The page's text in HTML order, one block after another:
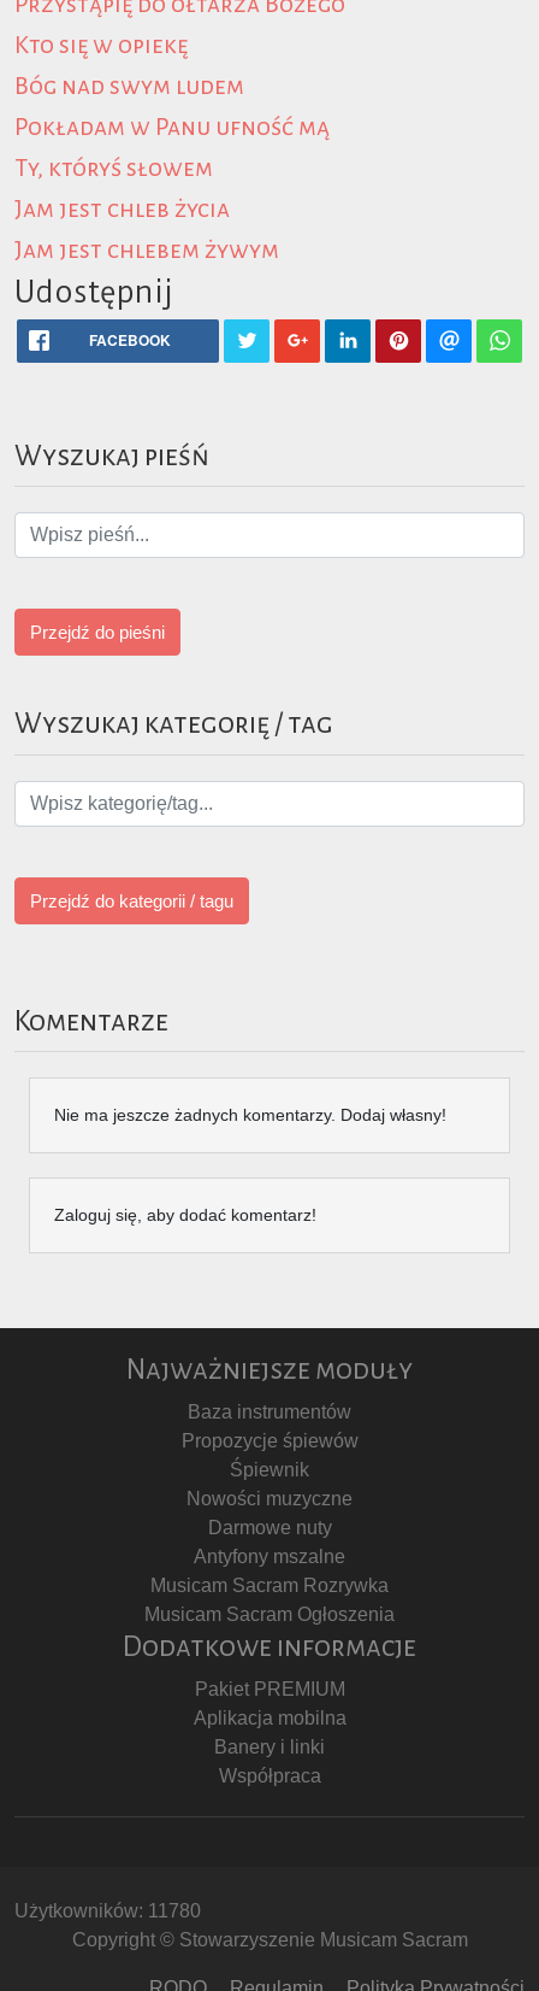
Kto się w opiekę
Bóg nad swym ludem
Pokładam w Panu ufność mą
Ty, któryś słowem
Jam jest chleb życia
Jam jest chlebem żywym
Udostępnij
FACEBOOK
Wyszukaj pieśń
Przejdź do pieśni
Wyszukaj kategorię / tag
Przejdź do kategorii / tagu
Komentarze
Nie ma jeszcze żadnych komentarzy. Dodaj własny!
Zaloguj się, aby dodać komentarz!
Najważniejsze moduły
Baza instrumentów
Propozycje śpiewów
Śpiewnik
Nowości muzyczne
Darmowe nuty
Antyfony mszalne
Musicam Sacram Rozrywka
Musicam Sacram Ogłoszenia
Dodatkowe informacje
Pakiet PREMIUM
Aplikacja mobilna
Banery i linki
Współpraca
Użytkowników: 11780
Copyright © Stowarzyszenie Musicam Sacram